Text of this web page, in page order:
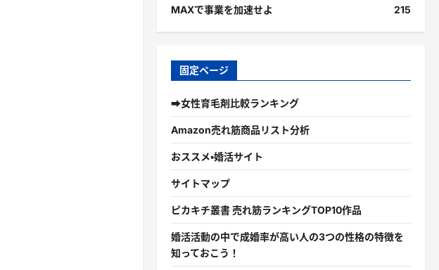
MAXで事業を加速せよ
215
固定ページ
➡女性育毛剤比較ランキング
Amazon売れ筋商品リスト分析
おススメ・婚活サイト
サイトマップ
ピカキチ叢書 売れ筋ランキングTOP10作品
婚活活動の中で成婚率が高い人の3つの性格の特徴を
知っておこう！